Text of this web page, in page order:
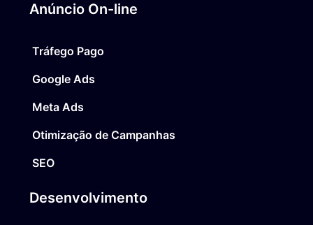
Anúncio On-line
Tráfego Pago
Google Ads
Meta Ads
Otimização de Campanhas
SEO
Desenvolvimento